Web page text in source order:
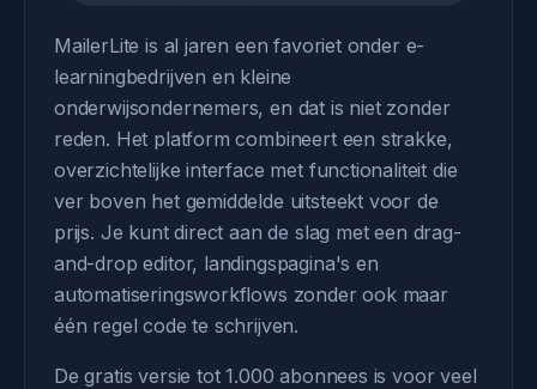
MailerLite is al jaren een favoriet onder e-
learningbedrijven en kleine
onderwijsondernemers, en dat is niet zonder
reden. Het platform combineert een strakke,
overzichtelijke interface met functionaliteit die
ver boven het gemiddelde uitsteekt voor de
prijs. Je kunt direct aan de slag met een drag-
and-drop editor, landingspagina's en
automatiseringsworkflows zonder ook maar
één regel code te schrijven.
De gratis versie tot 1.000 abonnees is voor veel